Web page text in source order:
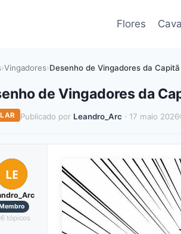
Flores
›Vingadores›Desenho de Vingadores da
de Vingadores da
Publicado por Leandro_Arc · 17 maio 2026
LE
tópicos